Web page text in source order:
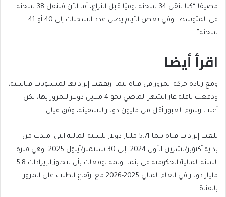
مضيفا “كنا ننقل 34 شحنة يوميًا قبل النزاع، أما الآن فننقل 38 شحنة
في المتوسط، وفي بعض الأيام يصل عدد الشحنات إلى 40 أو 41
شحنة”.
اقرأ أيضا
list
of
4
end
of
list
ومع زيادة حركة المرور في قناة بنما ارتفعت إيراداتها لمستويات قياسية،
ودفعت ناقلة غاز الشهر الماضي نحو 4 ملاين دولار للمرور بها، لكن
أغلب رسوم العبور أقل من مليون دولار للسفينة، وفق فيال.
بلغت إيرادات قناة بنما 5.71 مليار دولار للسنة المالية التي امتدت من
بداية أكتوبر/تشرين الأول 2024 إلى 30 سبتمبر/أيلول 2025، وهي فترة
السنة المالية الحكومية في بنما، وثمة توقعات بأن تتجاوز الإيرادات 5.8
مليار دولار في العام المالي 2025-2026 مع ارتفاع الطلب على المرور
بالقناة.